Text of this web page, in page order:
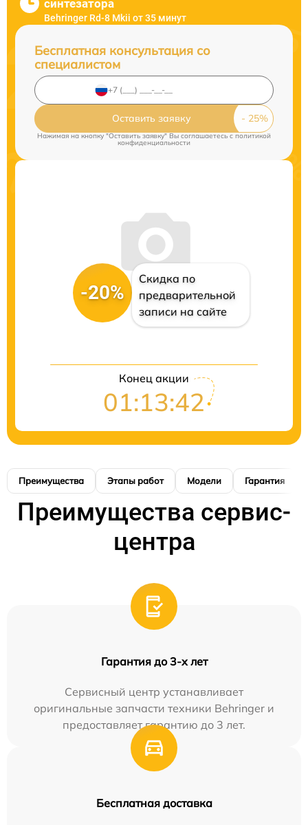
синтезатора
Behringer Rd-8 Mkii от 35 минут
Бесплатная консультация со
специалистом
Оставить заявку
Нажимая на кнопку "Оставить заявку" Вы соглашаетесь cполитикой
конфиденциальности
-20%
Скидка по
предварительной
записи на сайте
Конец акции
01:13:42
Преимущества Этапы работ Модели Гарантия
Преимущества сервис-
центра
Гарантия до 3-х лет
Сервисный центр устанавливает
оригинальные запчасти техники Behringer и
предоставляет гарантию до 3 лет.
Бесплатная доставка